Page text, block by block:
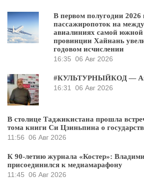
В первом полугодии 2026
пассажиропоток на
авиалиниях самой южной
провинции Хайнань
годовом исчислении
16:35 06 Авг 2026
#КУЛЬТУРНЫЙКОД —
16:31
06 Авг 2026
В столице Таджикистана прошла
тома книги Си Цзиньпина о
11:56 06 Авг 2026
К 90-летию журнала «Костер»:
присоединился к медиамарафону
11:45 06 Авг 2026